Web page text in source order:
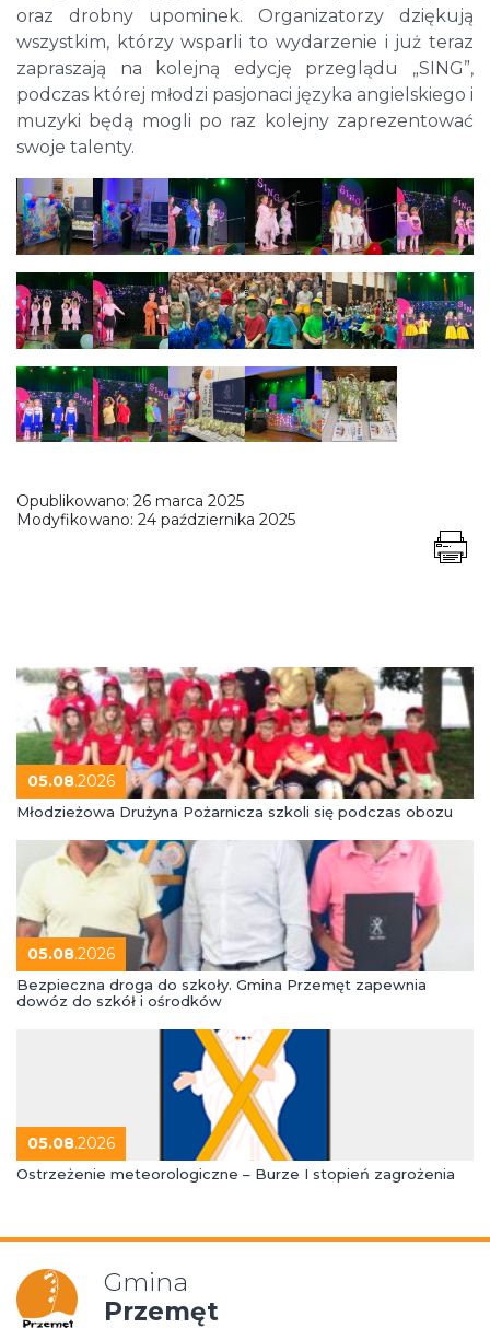
oraz drobny upominek. Organizatorzy dziękują
wszystkim, którzy wsparli to wydarzenie i już teraz
zapraszają na kolejną edycję przeglądu „SING”,
podczas której młodzi pasjonaci języka angielskiego i
muzyki będą mogli po raz kolejny zaprezentować
swoje talenty.
Opublikowano: 26 marca 2025
Modyfikowano: 24 października 2025
05.08.2026
Młodzieżowa Drużyna Pożarnicza szkoli się podczas obozu
05.08.2026
Bezpieczna droga do szkoły. Gmina Przemęt zapewnia
dowóz do szkół i ośrodków
05.08.2026
Ostrzeżenie meteorologiczne – Burze I stopień zagrożenia
Gmina
Przemęt